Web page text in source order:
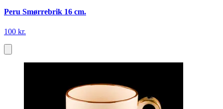
Peru Smørrebrik 16 cm.
100 kr.